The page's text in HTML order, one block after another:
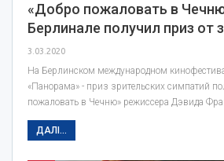
«Добро пожаловать в
Берлинале получил приз от
3.03.2020
На Берлинском международном
«Панорама» - приз зрительских симпатий
пожаловать в Чечню» режиссера Дэвида
ДАЛІ...